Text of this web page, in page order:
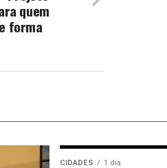
quem
forma
CIDADES 1 dia